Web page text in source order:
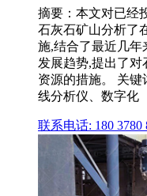
摘要：本文对已经
石灰石矿山分析了
施,结合了最近几年
发展趋势,提出了对
资源的措施。 关
线分析仪、数字化
联系电话: 180 3780